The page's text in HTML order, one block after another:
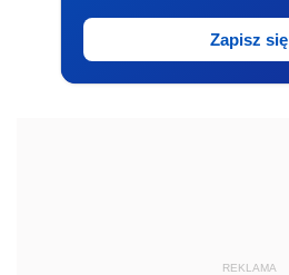
Zapisz się
REKLAMA